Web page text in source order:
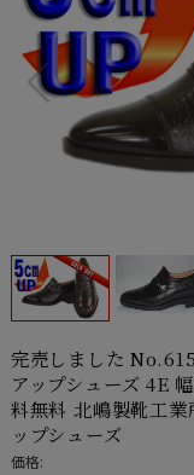
完売しました
アップシューズ 4E
料無料 北嶋製靴工
ップシューズ
価格: